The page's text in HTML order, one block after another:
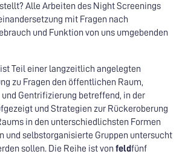
Alle Arbeiten des Night Screenings
mit Fragen nach
und Funktion von uns umgebenden
Teil einer langzeitlich angelegten
zu Fragen den öffentlichen Raum,
Gentrifizierung betreffend, in der
und Strategien zur Rückeroberung
in den unterschiedlichsten Formen
und selbstorganisierte Gruppen untersucht
sollen. Die Reihe ist vonfeldfünf